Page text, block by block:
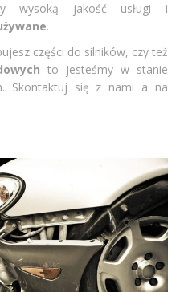
wysoką jakość usługi i
.
części do silników, czy też
to jesteśmy w stanie
Skontaktuj się z nami a na